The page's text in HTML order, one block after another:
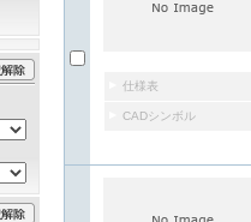
仕様表
CADシンボル